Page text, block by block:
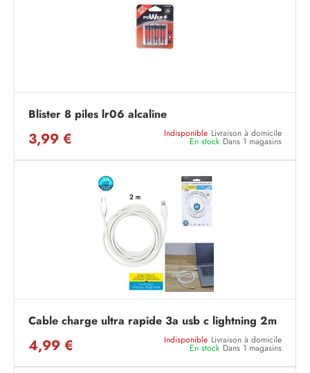
Blister 8 piles lr06 alcaline
3,99 € Indisponible Livraison à domicile
En stock Dans 1 magasins
Cable charge ultra rapide 3a usb c lightning 2m
4,99 € Indisponible Livraison à domicile
En stock Dans 1 magasins